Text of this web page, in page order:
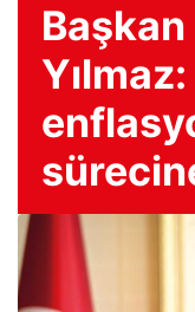
Başkan